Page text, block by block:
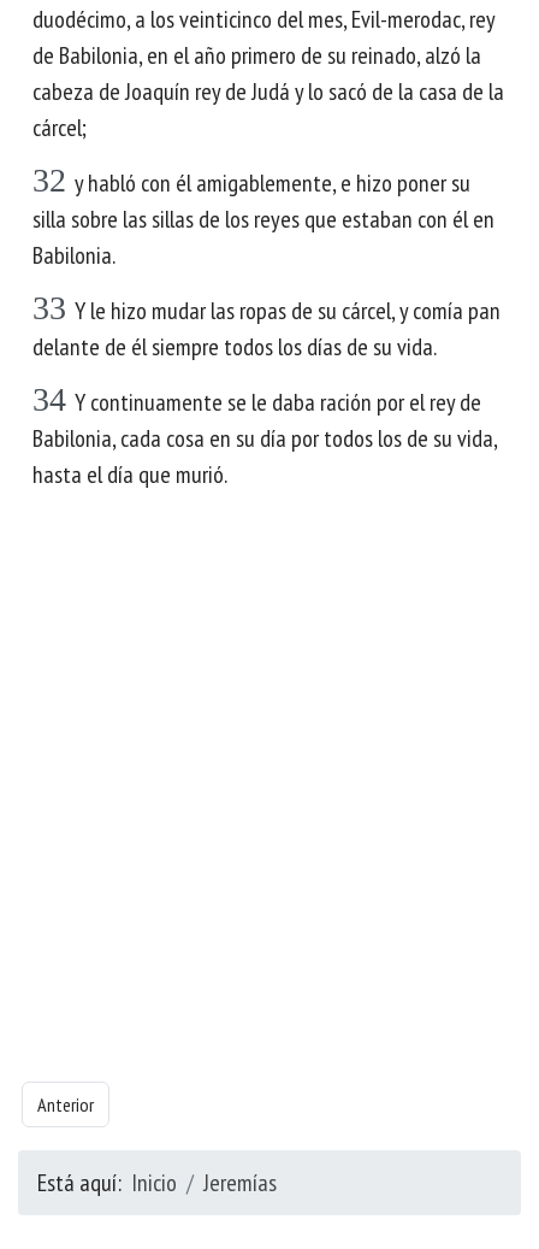
duodécimo, a los veinticinco del mes, Evil-merodac, rey
de Babilonia, en el año primero de su reinado, alzó la
cabeza de Joaquín rey de Judá y lo sacó de la casa de la
cárcel;
32 y habló con él amigablemente, e hizo poner su
silla sobre las sillas de los reyes que estaban con él en
Babilonia.
33 Y le hizo mudar las ropas de su cárcel, y comía pan
delante de él siempre todos los días de su vida.
34 Y continuamente se le daba ración por el rey de
Babilonia, cada cosa en su día por todos los de su vida,
hasta el día que murió.
Artículo anterior: Libro de Jeremías - Capítulo 51
Anterior
Está aquí: Inicio Jeremías